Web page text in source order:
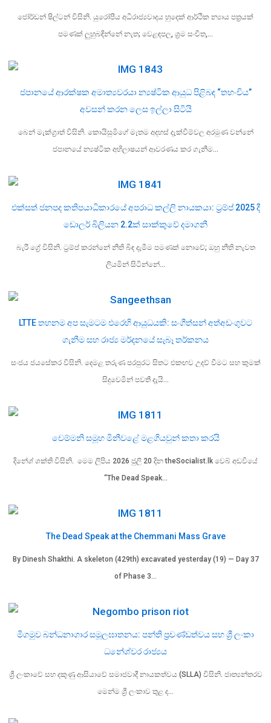
ජෝර්ඩන් ෂිල්ටන් විසිනි. යුරෝපීය අධිරාජ්‍යවාදය හුදෙක් ආර්ථික න්‍යාය පත්‍රයක්
පමණක් ලුහුබඳින්නේ නැත; වෙළඳපල, ශ්‍රම සංචිත,…
ජපානයේ ආරක්ෂක අමාත්‍යවරයා න්‍යෂ්ටික ආයුධ පිළිබඳ “තහංචිය”
අවසන් කරන ලෙස ඉල්ලා සිටියි
බෙන් මැක්ග්‍රාත් විසිනි. කොයිසුමිගේ මෑතම අදහස් දැක්වීම්වල අරමුණ වන්නේ
ජපානයේ න්‍යෂ්ටික අභිලාෂයන් ආවරණය කර ගැනීම…
එක්සත් ජනපද කතිපයාධිකාරයේ අපරාධ කල්ලි නායකයා: ට්‍රම්ප් 2025 දී
ඩොලර් බිලියන 2.2ක් සාක්කුවේ දමාගනී
බැරී ග්‍රේ විසිනි. ට්‍රම්ප් කරන්නේ නීති බිඳ දැමීම පමණක් නොවේ; ඔහු නීති නැවත
ලියමින් සිටින්නේ…
LTTE තහනම අප සැමටම එරෙහි ආයුධයකි: සංගීත්සන් අත්අඩංගුවට
ගැනීම සහ රාජ්‍ය මර්දනයේ සැබෑ තර්කනය
සංජය ජයසේකර විසිනි. දෙමළ තරුණ පරපුරට සිතට එකඟව උදව් වීමට සහ කුමක්
සිදුවෙමින් පවතී දැයි…
චෙම්මනි සමූහ මිනීවළේ මළගියවුන් කතා කරයි
දිනේශ් ශක්ති විසිනි. මෙම ලිපිය 2026 ජුලි 20 දින theSocialist.lk වෙබ් අඩවියේ
“The Dead Speak…
The Dead Speak at the Chemmani Mass Grave
By Dinesh Shakthi. A skeleton (429th) excavated yesterday (19) — Day 37
of Phase 3…
මීගමුව බන්ධනාගාර සමූලඝාතනය: පන්ති ප්‍රචණ්ඩත්වය සහ ශ්‍රී ලංකා
ධනේශ්වර රාජ්‍යය
ශ්‍රී ලංකාවේ සහ දකුණු ආසියාවේ සමාජවාදී නායකත්වය (SLLA) විසිනි. ජාත්‍යන්තරව
මෙන්ම ශ්‍රී ලංකාව තුළ ද…